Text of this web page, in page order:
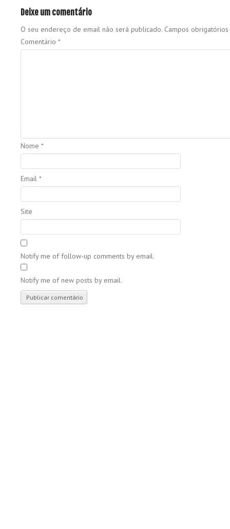
Deixe um comentário
O seu endereço de email não será publicado. Campos
Comentário *
Nome *
Email *
Site
Notify me of follow-up comments by email.
Notify me of new posts by email.